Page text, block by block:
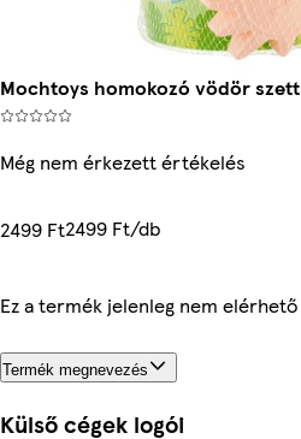
Mochtoys homokozó vödör szett
Még nem érkezett értékelés
2499 Ft2499 Ft/db
Ez a termék jelenleg nem elérhető
Termék megnevezés
Külső cégek logói